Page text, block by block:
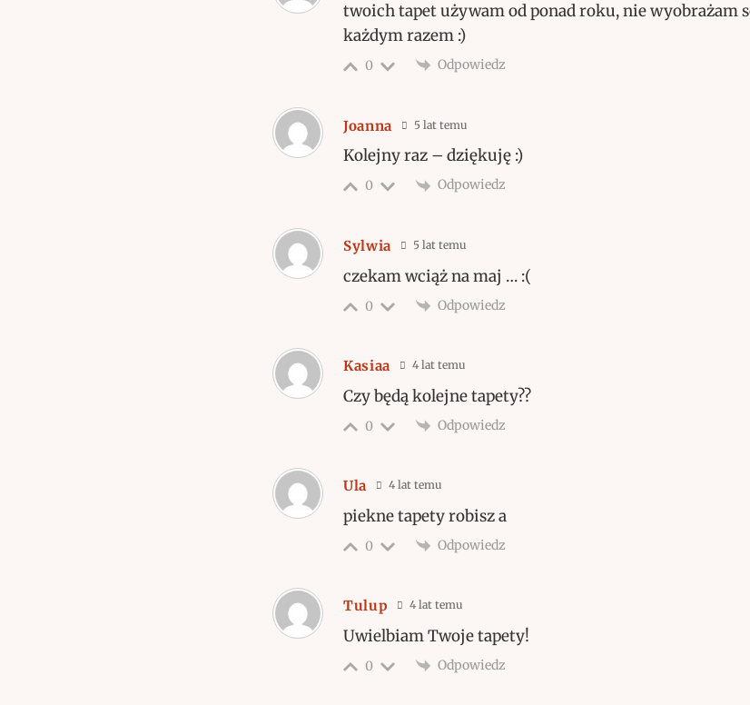
twoich tapet używam od ponad roku, nie wyobrażam
każdym razem :)
0 Odpowiedz
Joanna 5 lat temu
Kolejny raz – dziękuję :)
0 Odpowiedz
Sylwia 5 lat temu
czekam wciąż na maj … :(
0 Odpowiedz
Kasiaa 4 lat temu
Czy będą kolejne tapety??
0 Odpowiedz
Ula 4 lat temu
piekne tapety robisz a
0 Odpowiedz
Tulup 4 lat temu
Uwielbiam Twoje tapety!
0 Odpowiedz